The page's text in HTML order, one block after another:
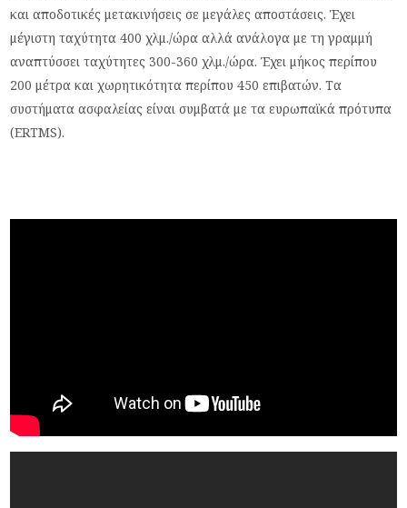
και αποδοτικές μετακινήσεις σε μεγάλες αποστάσεις. Έχει
μέγιστη ταχύτητα 400 χλμ./ώρα αλλά ανάλογα με τη γραμμή
αναπτύσσει ταχύτητες 300-360 χλμ./ώρα. Έχει μήκος περίπου
200 μέτρα και χωρητικότητα περίπου 450 επιβατών. Τα
συστήματα ασφαλείας είναι συμβατά με τα ευρωπαϊκά πρότυπα
(ERTMS).